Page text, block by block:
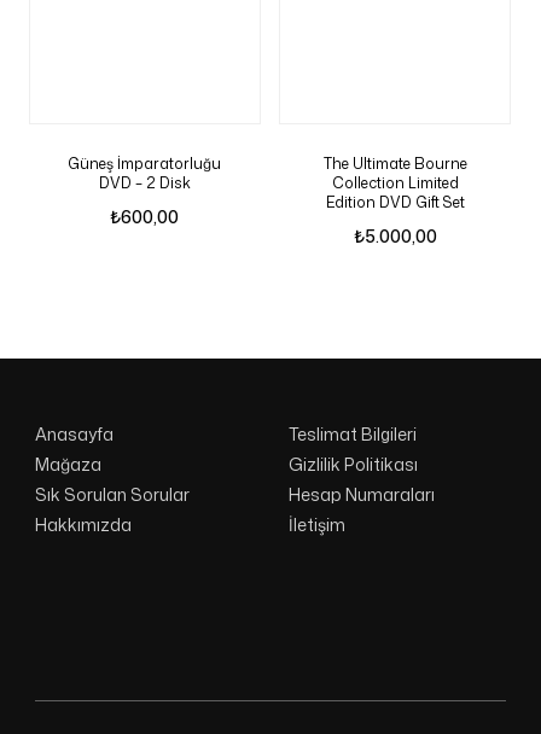
Güneş İmparatorluğu
DVD – 2 Disk
₺600,00
The Ultimate Bourne
Collection Limited
Edition DVD Gift Set
₺5.000,00
Anasayfa
Mağaza
Sık Sorulan Sorular
Hakkımızda
Teslimat Bilgileri
Gizlilik Politikası
Hesap Numaraları
İletişim